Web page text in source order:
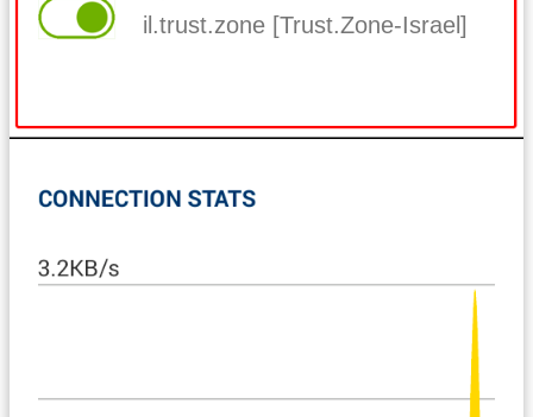
il.trust.zone [Trust.Zone-Israel]